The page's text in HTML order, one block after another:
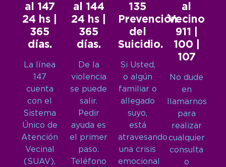
al 147
24 hs |
365
días.
La línea
147
cuenta
con el
Sistema
Único de
Atención
Vecinal
(SUAV),
al 144
24 hs |
365
días.
De la
violencia
se puede
salir.
Pedir
ayuda es
el primer
paso.
Teléfono
135
Prevención
del
Suicidio.
Si Usted,
o algún
familiar o
allegado
suyo,
está
atravesando
una crisis
emocional
al
Vecino
911 |
100 |
107
No dude
en
llamarnos
para
realizar
cualquier
consulta
o